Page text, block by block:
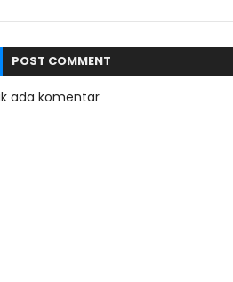
POST COMMENT
ada komentar